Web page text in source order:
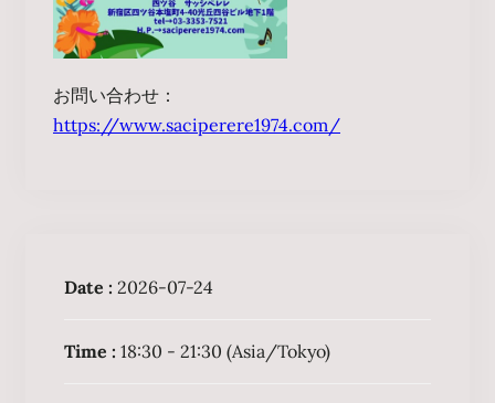
お問い合わせ：
https://www.saciperere1974.com/
Date : 2026-07-24
Time : 18:30 - 21:30 (Asia/Tokyo)